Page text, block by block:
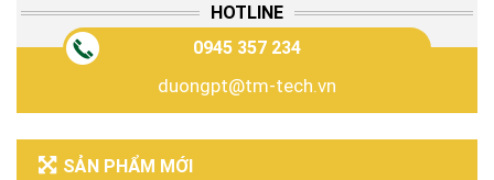
HOTLINE
0945 357 234
duongpt@tm-tech.vn
SẢN PHẨM MỚI